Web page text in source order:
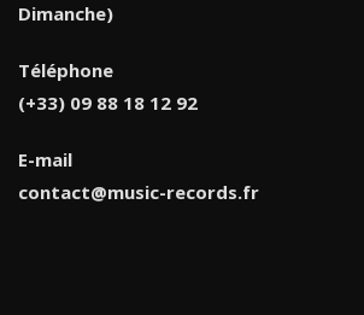
Dimanche)
Téléphone
(+33) 09 88 18 12 92
E-mail
contact@music-records.fr